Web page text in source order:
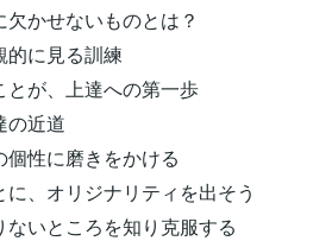
かせないものとは？
的に見る訓練
とが、上達への第一歩
の近道
性に磨きをかける
に、オリジナリティを出そう
ないところを知り克服する